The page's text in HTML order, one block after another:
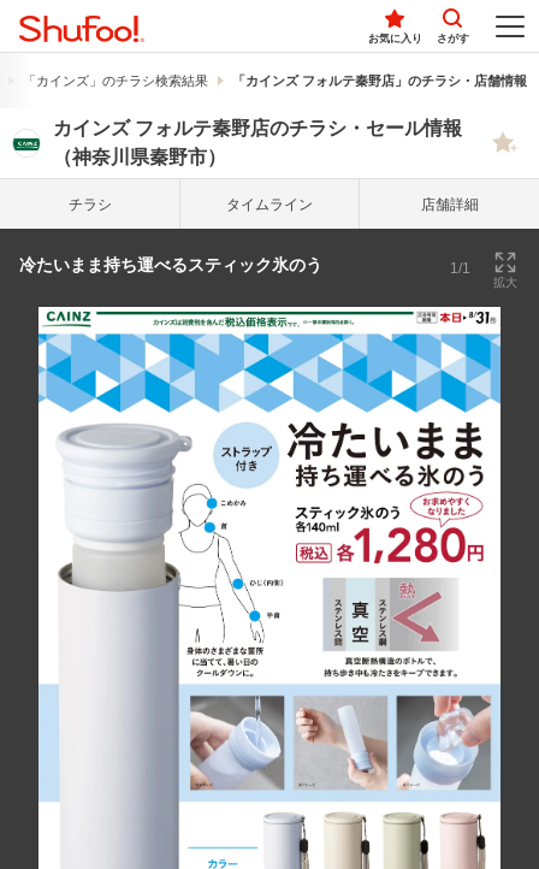
お気に入り さがす
「カインズ」のチラシ検索結果 「カインズ フォルテ秦野店」のチラシ・店舗情報
カインズ フォルテ秦野店のチラシ・セール情報
（神奈川県秦野市）
チラシ タイム ライン 店舗詳細
冷たいまま持ち運べるスティック氷のう 1/1
拡大